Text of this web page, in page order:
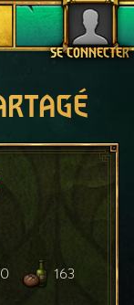
SE CONNECTER
163